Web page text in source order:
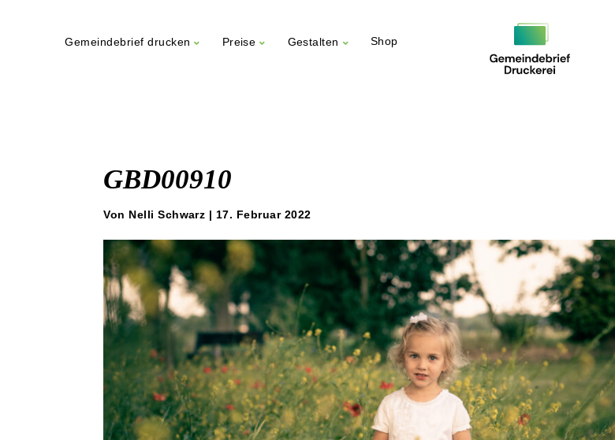
Gemeindebrief drucken Preise Gestalten Shop
GBD00910
Von Nelli Schwarz | 17. Februar 2022